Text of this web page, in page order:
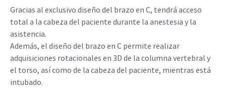
Gracias al exclusivo diseño del brazo en C, tendrá acceso
total a la cabeza del paciente durante la anestesia y la
asistencia.
Además, el diseño del brazo en C permite realizar
adquisiciones rotacionales en 3D de la columna vertebral y
el torso, así como de la cabeza del paciente, mientras está
intubado.